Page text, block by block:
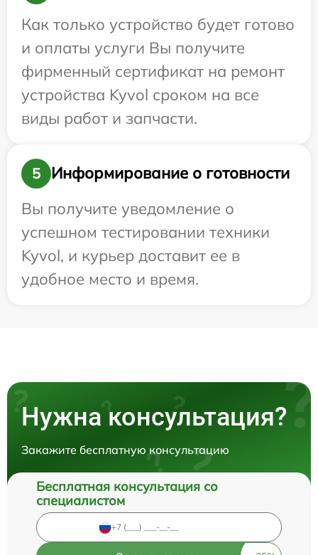
Как только устройство будет готово
и оплаты услуги Вы получите
фирменный сертификат на ремонт
устройства Kyvol сроком на все
виды работ и запчасти.
5
Информирование о готовности
Вы получите уведомление о
успешном тестировании техники
Kyvol, и курьер доставит ее в
удобное место и время.
Нужна консультация?
Закажите бесплатную консультацию
Бесплатная консультация со
специалистом